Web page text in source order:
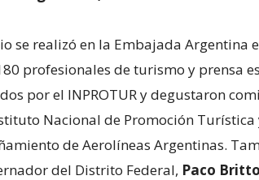
se realizó en la Embajada Argentina
profesionales de turismo y prensa
por el INPROTUR y degustaron
Nacional de Promoción Turística
de Aerolíneas Argentinas.
del Distrito Federal, Paco Britto